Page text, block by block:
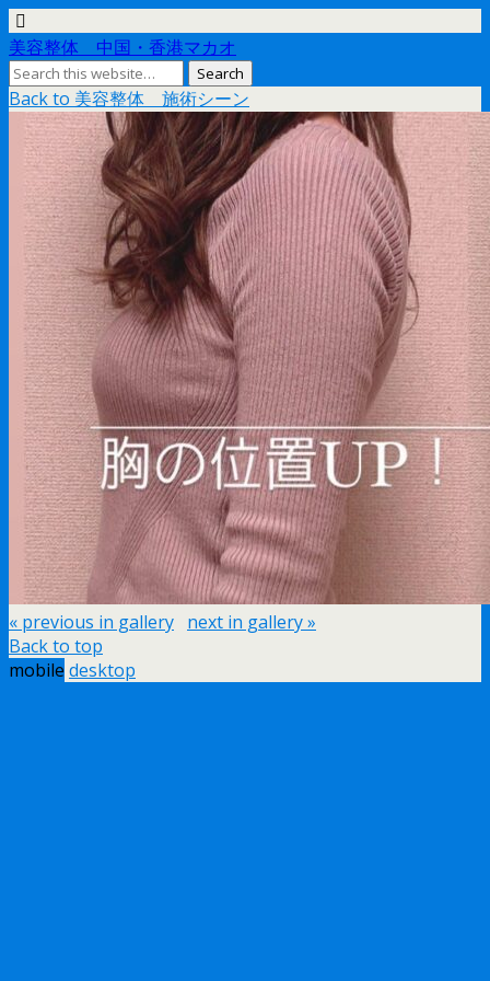
美容整体 中国・香港マカオ
Back to 美容整体 施術シーン
« previous in gallery next in gallery »
Back to top
mobile desktop